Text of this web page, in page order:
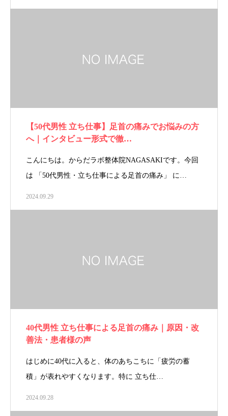
【50代男性 立ち仕事】足首の痛みでお悩みの方
へ｜インタビュー形式で徹…
こんにちは。からだラボ整体院NAGASAKIです。今回
は 「50代男性・立ち仕事による足首の痛み」 に…
2024.09.29
40代男性 立ち仕事による足首の痛み｜原因・改
善法・患者様の声
はじめに40代に入ると、体のあちこちに「疲労の蓄
積」が表れやすくなります。特に 立ち仕…
2024.09.28